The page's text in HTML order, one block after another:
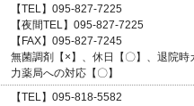
【TEL】095-827-7225
【夜間TEL】095-827-7225
【FAX】095-827-7245
無菌調剤【×】、休日【〇】、退院
力薬局への対応【〇】
【TEL】095-818-5582